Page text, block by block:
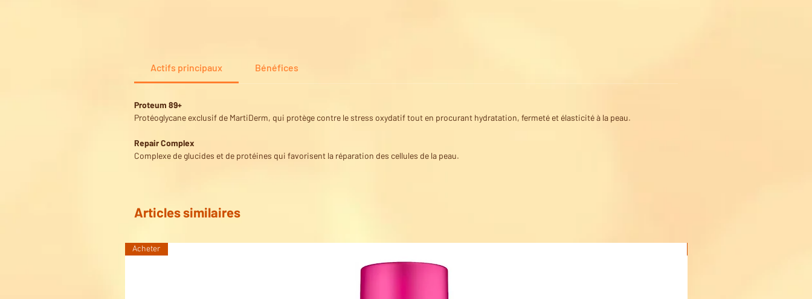
Actifs principaux Bénéfices
Proteum 89+
Protéoglycane exclusif de MartiDerm, qui protège contre le stress oxydatif tout en procurant hydratation, fermeté et élasticité à la peau.
Repair Complex
Complexe de glucides et de protéines qui favorisent la réparation des cellules de la peau.
Articles similaires
Acheter